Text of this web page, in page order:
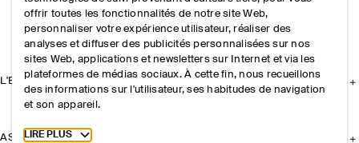
L'ENTREPRISE
ASSISTANCE
offrir toutes les fonctionnalités de notre site Web,
personnaliser votre expérience utilisateur, réaliser des
analyses et diffuser des publicités personnalisées sur nos
sites Web, applications et newsletters sur Internet et via les
plateformes de médias sociaux. À cette fin, nous recueillons
des informations sur l'utilisateur, ses habitudes de navigation
et son appareil.
Toggle more cookie information
LIRE PLUS